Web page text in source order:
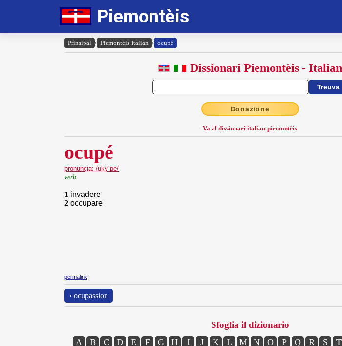
Piemontèis
Prinsipal › Piemontèis-Italian › ocupé
Dissionari Piemontèis - Italian
Donazione
Va al dissionari italian-piemontèis
ocupé
pronuncia: /ukyˈpe/
verb
1 invadere
2 occupare
permalink
‹ ocupassion
Sfoglia il dizionario
A B C D E F G H I J K L M N O P Q R S T